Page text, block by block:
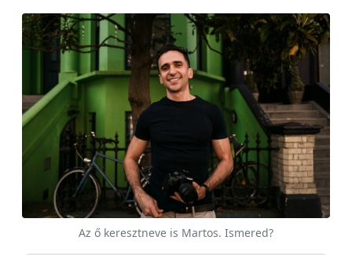
Az ő keresztneve is Martos. Ismered?